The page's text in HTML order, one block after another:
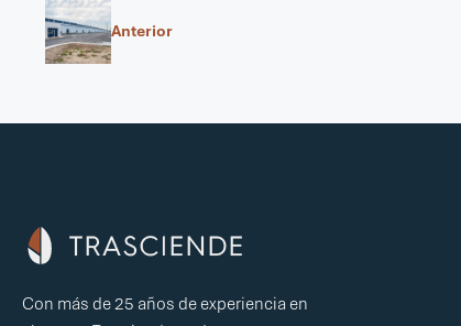
Anterior
Con más de 25 años de experiencia en